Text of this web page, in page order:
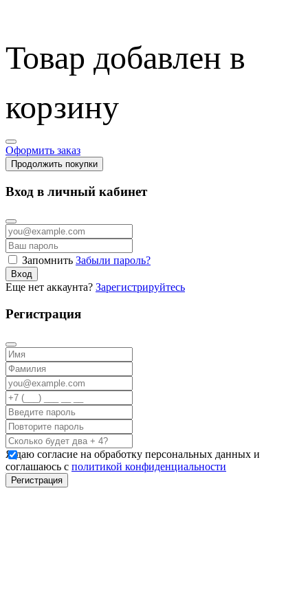
Товар добавлен в
корзину
Оформить заказ
Продолжить покупки
Вход в личный кабинет
Запомнить Забыли пароль?
Вход
Еще нет аккаунта? Зарегистрируйтесь
Регистрация
Я даю согласие на обработку персональных данных и
соглашаюсь с политикой конфиденциальности
Регистрация